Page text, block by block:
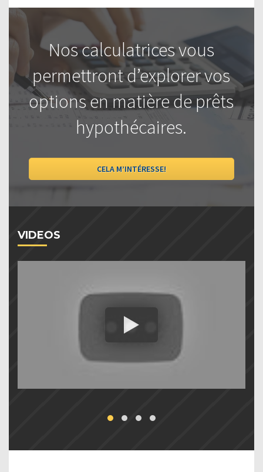
Nos calculatrices vous
permettront d’explorer vos
options en matière de prêts
hypothécaires.
CELA M’INTÉRESSE!
VIDEOS